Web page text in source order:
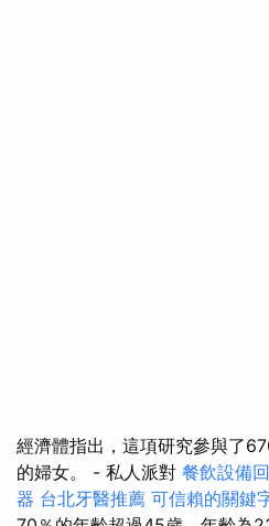
經濟體指出，這項研究參與了
的婦女。 - 私人派對 餐飲設備
器 台北牙醫推薦 可信賴的關鍵